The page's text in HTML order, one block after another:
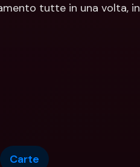
tutte in una volta, in
Carte